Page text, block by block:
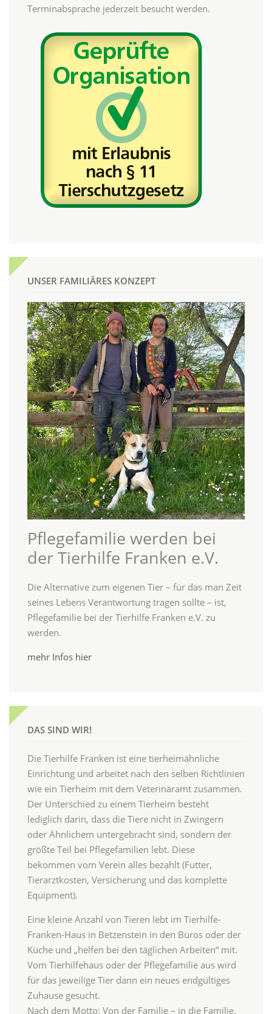
Terminabsprache jederzeit besucht werden.
UNSER FAMILIÄRES KONZEPT
Pflegefamilie werden bei
der Tierhilfe Franken e.V.
Die Alternative zum eigenen Tier – für das man Zeit
seines Lebens Verantwortung tragen sollte – ist,
Pflegefamilie bei der Tierhilfe Franken e.V. zu
werden.
mehr Infos hier
DAS SIND WIR!
Die Tierhilfe Franken ist eine tierheimähnliche
Einrichtung und arbeitet nach den selben Richtlinien
wie ein Tierheim mit dem Veterinäramt zusammen.
Der Unterschied zu einem Tierheim besteht
lediglich darin, dass die Tiere nicht in Zwingern
oder Ähnlichem untergebracht sind, sondern der
größte Teil bei Pflegefamilien lebt. Diese
bekommen vom Verein alles bezahlt (Futter,
Tierarztkosten, Versicherung und das komplette
Equipment).
Eine kleine Anzahl von Tieren lebt im Tierhilfe-
Franken-Haus in Betzenstein in den Büros oder der
Küche und „helfen bei den täglichen Arbeiten“ mit.
Vom Tierhilfehaus oder der Pflegefamilie aus wird
für das jeweilige Tier dann ein neues endgültiges
Zuhause gesucht.
Nach dem Motto: Von der Familie – in die Familie.